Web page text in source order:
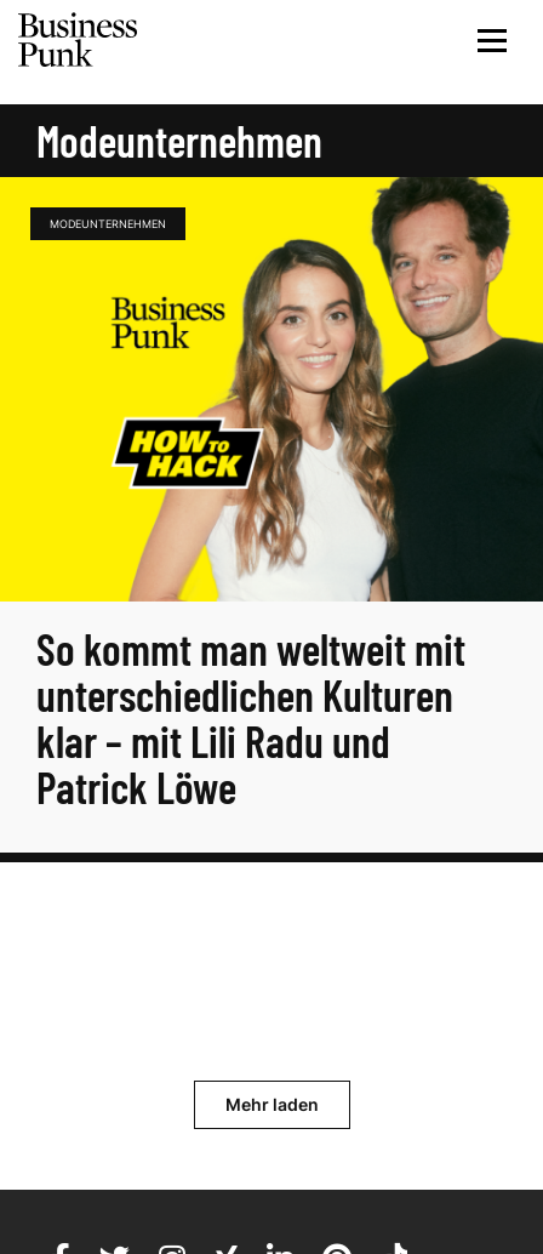
Modeunternehmen
MODEUNTERNEHMEN
So kommt man weltweit mit
unterschiedlichen Kulturen
klar – mit Lili Radu und
Patrick Löwe
Mehr laden